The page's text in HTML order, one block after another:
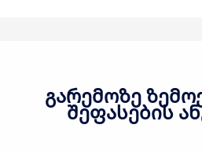
გარემოზე
შეფასების